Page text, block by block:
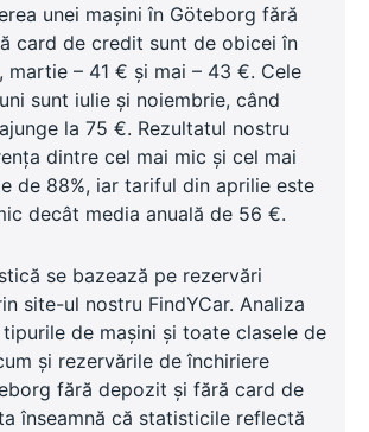
unei mașini în Göteborg fără
card de credit sunt de obicei în
martie – 41 € și mai – 43 €. Cele
sunt iulie și noiembrie, când
la 75 €. Rezultatul nostru
dintre cel mai mic și cel mai
de 88%, iar tariful din aprilie este
decât media anuală de 56 €.
se bazează pe rezervări
site-ul nostru FindYCar. Analiza
de mașini și toate clasele de
și rezervările de închiriere
fără depozit și fără card de
înseamnă că statisticile reflectă